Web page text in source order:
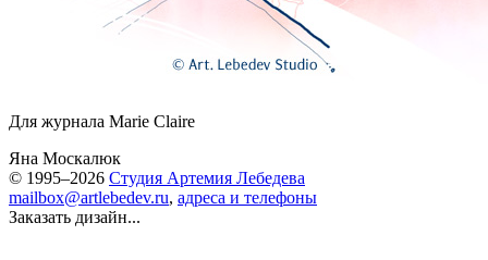
Для журнала Marie Claire
Яна Москалюк
© 1995–2026 Студия Артемия Лебедева
mailbox@artlebedev.ru, адреса и телефоны
Заказать дизайн...